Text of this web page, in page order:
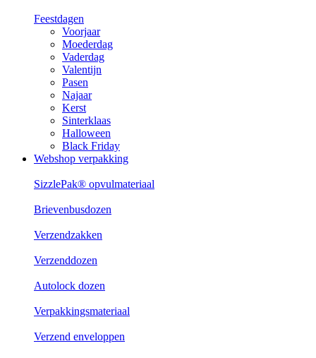
Feestdagen
Voorjaar
Moederdag
Vaderdag
Valentijn
Pasen
Najaar
Kerst
Sinterklaas
Halloween
Black Friday
Webshop verpakking
SizzlePak® opvulmateriaal
Brievenbusdozen
Verzendzakken
Verzenddozen
Autolock dozen
Verpakkingsmateriaal
Verzend enveloppen